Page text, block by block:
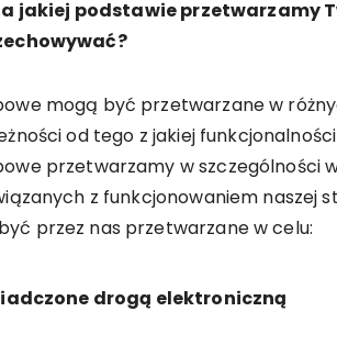
jakiej podstawie przetwarzamy
mogą być przetwarzane w
od tego z jakiej
przetwarzamy w szczególności
z funkcjonowaniem naszej
przez nas przetwarzane w celu:
drogą elektroniczną